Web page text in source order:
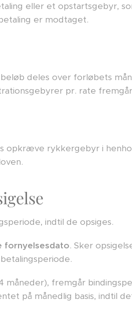
eller et opstartsgebyr,
er modtaget.
deles over forløbets
pr. rate
opkræve rykkergebyr i
indtil de opsiges.
fornyelsesdato. Sker
måneder), fremgår
på månedlig basis, indtil